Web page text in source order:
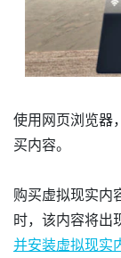
使用网页浏览器
买内容。
购买虚拟现实内
时，该内容将出
并安装虚拟现实